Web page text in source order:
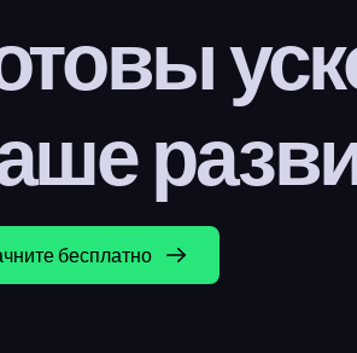
бесплатно